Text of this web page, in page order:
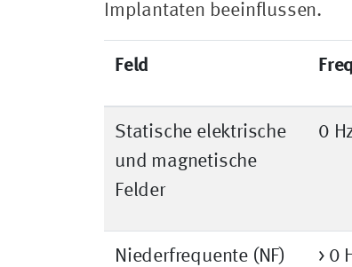
Implantaten beeinflussen.
Feld
Statische elektrische
und magnetische
Felder
0
Niederfrequente (NF)
> 0